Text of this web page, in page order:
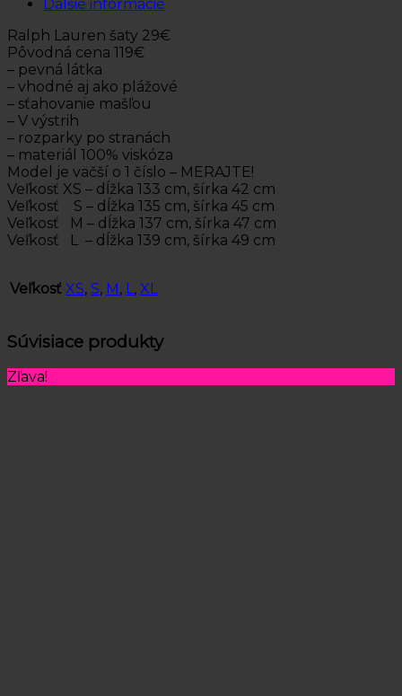
Ďalšie informácie
Ralph Lauren šaty 29€
Pôvodná cena 119€
– pevná látka
– vhodné aj ako plážové
– sťahovanie mašľou
– V výstrih
– rozparky po stranách
– materiál 100% viskóza
Model je väčší o 1 číslo – MERAJTE!
Veľkosť XS – dĺžka 133 cm, šírka 42 cm
Veľkosť S – dĺžka 135 cm, šírka 45 cm
Veľkosť M – dĺžka 137 cm, šírka 47 cm
Veľkosť L – dĺžka 139 cm, šírka 49 cm
Veľkosť XS, S, M, L, XL
Súvisiace produkty
Zľava!